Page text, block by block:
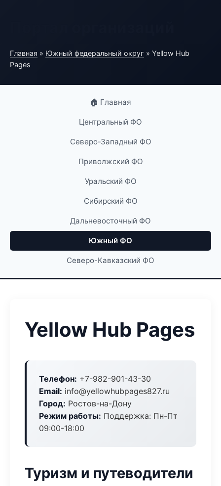
Главная » Южный федеральный округ » Yellow Hub
Pages
🏠 Главная
Центральный ФО
Северо-Западный ФО
Приволжский ФО
Уральский ФО
Сибирский ФО
Дальневосточный ФО
Южный ФО
Северо-Кавказский ФО
Yellow Hub Pages
Телефон: +7-982-901-43-30
Email: info@yellowhubpages827.ru
Город: Ростов-на-Дону
Режим работы: Поддержка: Пн-Пт
09:00-18:00
Туризм и путеводители